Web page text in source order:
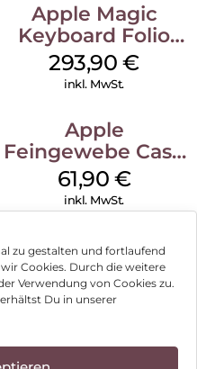
zu gestalten und fortlaufend
Cookies. Durch die weitere
Verwendung von Cookies zu.
Du in unserer
Apple Magic
Keyboard Folio
iPad 10.9″ (10.Gen.)
Weiß
293,90€
inkl. MwSt.
Apple
Feingewebe Case
iPhone 15 Pro
MagSafe Schwarz
61,90 €
inkl. MwSt.